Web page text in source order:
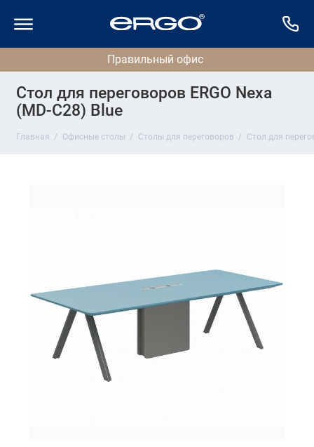
Стол для переговоров ERGO Nexa
(MD-C28) Blue
Главная Офисные столы Столы для переговоров Стол для